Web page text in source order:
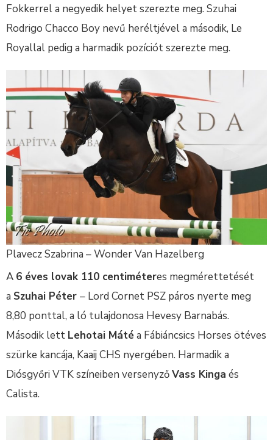
Fokkerrel a negyedik helyet szerezte meg. Szuhai
Rodrigo Chacco Boy nevű heréltjével a második, Le
Royallal pedig a harmadik pozíciót szerezte meg.
Plavecz Szabrina – Wonder Van Hazelberg
A 6 éves lovak 110 centiméteres megmérettetését
a Szuhai Péter – Lord Cornet PSZ páros nyerte meg
8,80 ponttal, a ló tulajdonosa Hevesy Barnabás.
Második lett Lehotai Mátéa Fábiáncsics Horses ötéves
szürke kancája, Kaaij CHS nyergében. Harmadik a
Diósgyőri VTK színeiben versenyzőVass Kinga és
Calista.